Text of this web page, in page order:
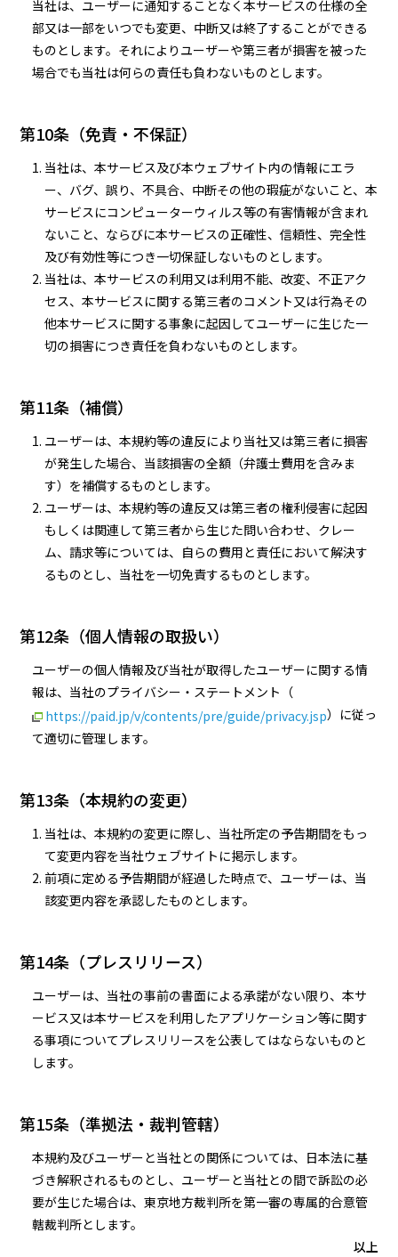
当社は、ユーザーに通知することなく本サービスの仕様の全
部又は一部をいつでも変更、中断又は終了することができる
ものとします。それによりユーザーや第三者が損害を被った
場合でも当社は何らの責任も負わないものとします。
第10条（免責・不保証）
当社は、本サービス及び本ウェブサイト内の情報にエラ
ー、バグ、誤り、不具合、中断その他の瑕疵がないこと、本
サービスにコンピューターウィルス等の有害情報が含まれ
ないこと、ならびに本サービスの正確性、信頼性、完全性
及び有効性等につき一切保証しないものとします。
当社は、本サービスの利用又は利用不能、改変、不正アク
セス、本サービスに関する第三者のコメント又は行為その
他本サービスに関する事象に起因してユーザーに生じた一
切の損害につき責任を負わないものとします。
第11条（補償）
ユーザーは、本規約等の違反により当社又は第三者に損害
が発生した場合、当該損害の全額（弁護士費用を含みま
す）を補償するものとします。
ユーザーは、本規約等の違反又は第三者の権利侵害に起因
もしくは関連して第三者から生じた問い合わせ、クレー
ム、請求等については、自らの費用と責任において解決す
るものとし、当社を一切免責するものとします。
第12条（個人情報の取扱い）
ユーザーの個人情報及び当社が取得したユーザーに関する情
報は、当社のプライバシー・ステートメント（
https://paid.jp/v/contents/pre/guide/privacy.jsp）に従っ
て適切に管理します。
第13条（本規約の変更）
当社は、本規約の変更に際し、当社所定の予告期間をもっ
て変更内容を当社ウェブサイトに掲示します。
前項に定める予告期間が経過した時点で、ユーザーは、当
該変更内容を承認したものとします。
第14条（プレスリリース）
ユーザーは、当社の事前の書面による承諾がない限り、本サ
ービス又は本サービスを利用したアプリケーション等に関す
る事項についてプレスリリースを公表してはならないものと
します。
第15条（準拠法・裁判管轄）
本規約及びユーザーと当社との関係については、日本法に基
づき解釈されるものとし、ユーザーと当社との間で訴訟の必
要が生じた場合は、東京地方裁判所を第一審の専属的合意管
轄裁判所とします。
以上